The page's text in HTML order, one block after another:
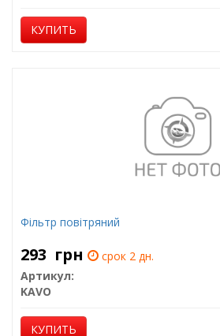
КУПИТЬ
Фільтр повітряний
293 грн
срок 2 дн.
Артикул:
KAVO
КУПИТЬ